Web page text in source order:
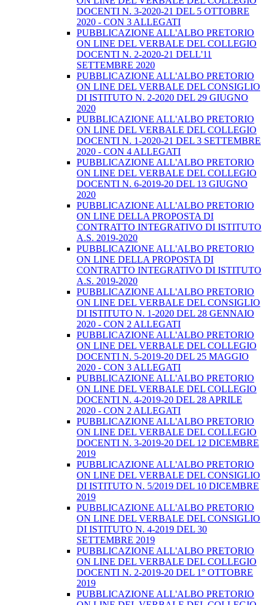
DOCENTI N. 3-2020-21 DEL 5 OTTOBRE
2020 - CON 3 ALLEGATI
PUBBLICAZIONE ALL'ALBO PRETORIO
ON LINE DEL VERBALE DEL COLLEGIO
DOCENTI N. 2-2020-21 DELL'11
SETTEMBRE 2020
PUBBLICAZIONE ALL'ALBO PRETORIO
ON LINE DEL VERBALE DEL CONSIGLIO
DI ISTITUTO N. 2-2020 DEL 29 GIUGNO
2020
PUBBLICAZIONE ALL'ALBO PRETORIO
ON LINE DEL VERBALE DEL COLLEGIO
DOCENTI N. 1-2020-21 DEL 3 SETTEMBRE
2020 - CON 4 ALLEGATI
PUBBLICAZIONE ALL'ALBO PRETORIO
ON LINE DEL VERBALE DEL COLLEGIO
DOCENTI N. 6-2019-20 DEL 13 GIUGNO
2020
PUBBLICAZIONE ALL'ALBO PRETORIO
ON LINE DELLA PROPOSTA DI
CONTRATTO INTEGRATIVO DI ISTITUTO
A.S. 2019-2020
PUBBLICAZIONE ALL'ALBO PRETORIO
ON LINE DELLA PROPOSTA DI
CONTRATTO INTEGRATIVO DI ISTITUTO
A.S. 2019-2020
PUBBLICAZIONE ALL'ALBO PRETORIO
ON LINE DEL VERBALE DEL CONSIGLIO
DI ISTITUTO N. 1-2020 DEL 28 GENNAIO
2020 - CON 2 ALLEGATI
PUBBLICAZIONE ALL'ALBO PRETORIO
ON LINE DEL VERBALE DEL COLLEGIO
DOCENTI N. 5-2019-20 DEL 25 MAGGIO
2020 - CON 3 ALLEGATI
PUBBLICAZIONE ALL'ALBO PRETORIO
ON LINE DEL VERBALE DEL COLLEGIO
DOCENTI N. 4-2019-20 DEL 28 APRILE
2020 - CON 2 ALLEGATI
PUBBLICAZIONE ALL'ALBO PRETORIO
ON LINE DEL VERBALE DEL COLLEGIO
DOCENTI N. 3-2019-20 DEL 12 DICEMBRE
2019
PUBBLICAZIONE ALL'ALBO PRETORIO
ON LINE DEL VERBALE DEL CONSIGLIO
DI ISTITUTO N. 5/2019 DEL 10 DICEMBRE
2019
PUBBLICAZIONE ALL'ALBO PRETORIO
ON LINE DEL VERBALE DEL CONSIGLIO
DI ISTITUTO N. 4-2019 DEL 30
SETTEMBRE 2019
PUBBLICAZIONE ALL'ALBO PRETORIO
ON LINE DEL VERBALE DEL COLLEGIO
DOCENTI N. 2-2019-20 DEL 1° OTTOBRE
2019
PUBBLICAZIONE ALL'ALBO PRETORIO